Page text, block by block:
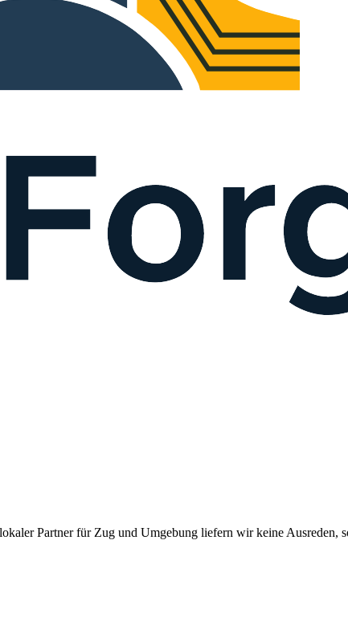
Partner für Zug und Umgebung liefern wir keine Ausreden,